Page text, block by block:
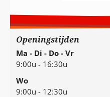
Openingstijden
Ma - Di - Do - Vr
9:00u - 16:30u
Wo
9:00u - 12:30u